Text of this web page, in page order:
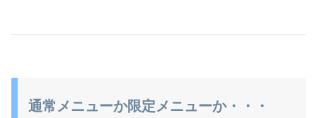
通常メニューか限定メニューか・・・